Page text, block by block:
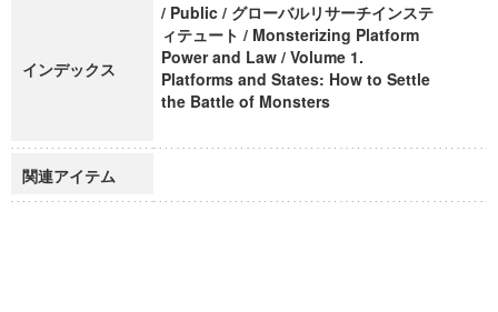
インデックス
/ Public / グローバルリサーチインステ
ィテュート / Monsterizing Platform
Power and Law / Volume 1.
Platforms and States: How to Settle
the Battle of Monsters
関連アイテム